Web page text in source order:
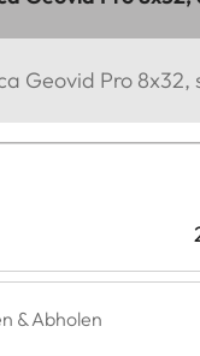
Geovid Pro 8x32,
& Abholen